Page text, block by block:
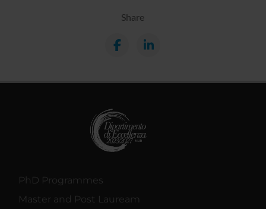
Share
PhD Programmes
Master and Post Lauream